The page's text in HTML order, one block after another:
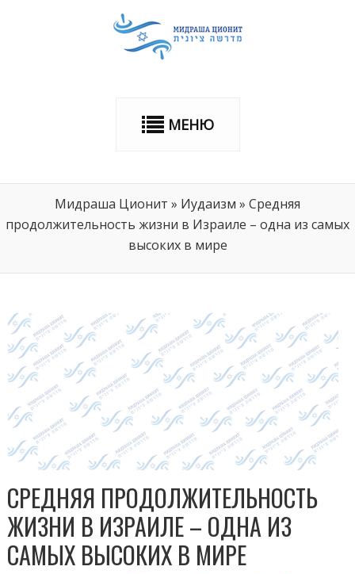
МЕНЮ
Мидраша Ционит » Иудаизм » Средняя
продолжительность жизни в Израиле – одна из самых
высоких в мире
СРЕДНЯЯ ПРОДОЛЖИТЕЛЬНОСТЬ
ЖИЗНИ В ИЗРАИЛЕ – ОДНА ИЗ
САМЫХ ВЫСОКИХ В МИРЕ